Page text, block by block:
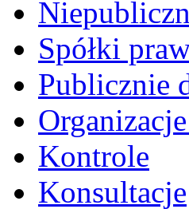
Spółki
Publicznie
Kontrole
Konsultacje